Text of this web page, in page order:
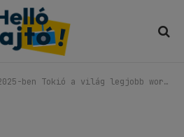
ben Tokió a világ legjobb workcation városa – ahol a rugalmas munkavégzésnek köszönhetően út közben is produktívan lehet dolgozni